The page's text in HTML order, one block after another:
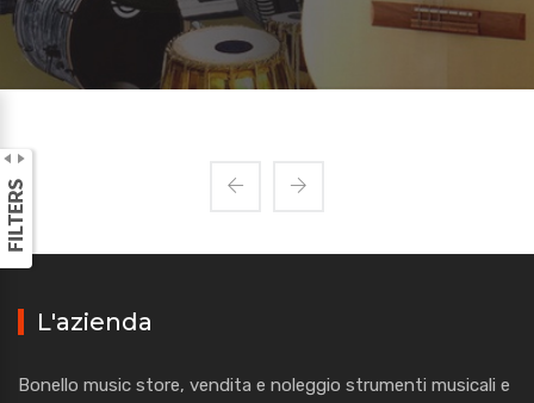
L'azienda
Bonello music store, vendita e noleggio strumenti musicali e